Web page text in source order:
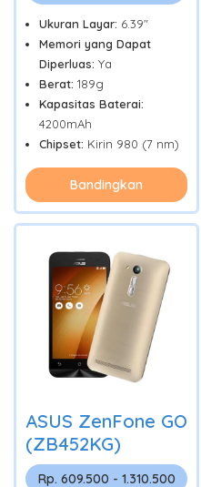
Ukuran Layar: 6.39"
Memori yang Dapat
Diperluas: Ya
Berat: 189g
Kapasitas Baterai:
4200mAh
Chipset: Kirin 980 (7 nm)
Bandingkan
ASUS ZenFone GO
(ZB452KG)
Rp. 609.500 - 1.310.500